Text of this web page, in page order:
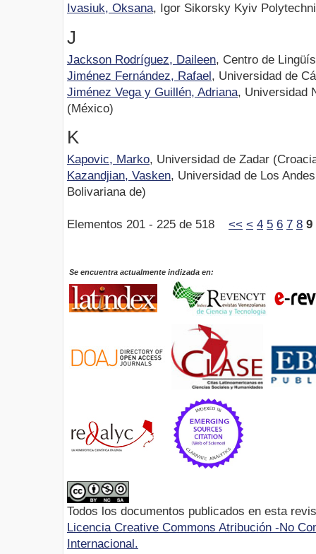
Ivasiuk, Oksana, Igor Sikorsky Kyiv
J
Jackson Rodríguez, Daileen, Centro de
Jiménez Fernández, Rafael, Universidad de
Jiménez Vega y Guillén, Adriana, Universidad
(México)
K
Kapovic, Marko, Universidad de Zadar
Kazandjian, Vasken, Universidad de Los
Bolivariana de)
Elementos 201 - 225 de 518 << < 4 5 6 7 8 9
Se encuentra actualmente indizada en:
Todos los documentos publicados en esta
Licencia Creative Commons Atribución -No
Internacional.